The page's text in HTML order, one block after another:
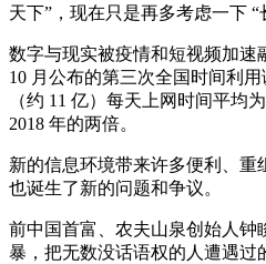
天下”，现在只是再多考虑一下 “
数字与现实被疫情和短视频加速
10 月公布的第三次全国时间利
（约 11 亿）每天上网时间平均
2018 年的两倍。
新的信息环境带来许多便利、重
也诞生了新的问题和争议。
前中国首富、农夫山泉创始人钟
暴，把无数没话语权的人遭遇过